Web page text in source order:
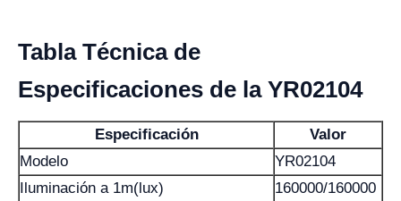
Tabla Técnica de
Especificaciones de la YR02104
Especificación
Valor
Modelo
YR02104
Iluminación a 1m(lux)
160000/160000